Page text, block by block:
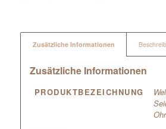
Zusätzliche Informationen
Zusätzliche Informationen
PRODUKTBEZEICHNUNG